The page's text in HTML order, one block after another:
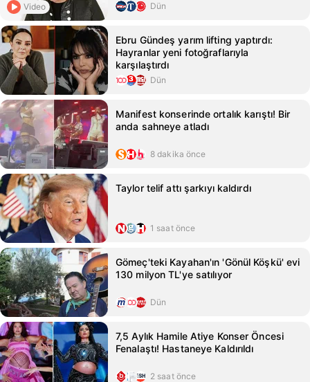
Video Dün
Ebru Gündeş yarım lifting yaptırdı:
Hayranlar yeni fotoğraflarıyla
karşılaştırdı
Dün
Manifest konserinde ortalık karıştı! Bir
anda sahneye atladı
8 dakika önce
Taylor telif attı şarkıyı kaldırdı
1 saat önce
Gömeç'teki Kayahan'ın 'Gönül Köşkü' evi
130 milyon TL'ye satılıyor
Dün
7,5 Aylık Hamile Atiye Konser Öncesi
Fenalaştı! Hastaneye Kaldırıldı
2 saat önce